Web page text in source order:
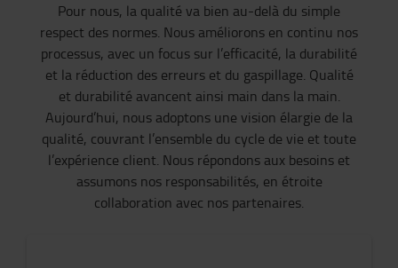
Pour nous, la qualité va bien au-delà du simple
respect des normes. Nous améliorons en continu nos
processus, avec un focus sur l’efficacité, la durabilité
et la réduction des erreurs et du gaspillage. Qualité
et durabilité avancent ainsi main dans la main.
Aujourd’hui, nous adoptons une vision élargie de la
qualité, couvrant l’ensemble du cycle de vie et toute
l’expérience client. Nous répondons aux besoins et
assumons nos responsabilités, en étroite
collaboration avec nos partenaires.